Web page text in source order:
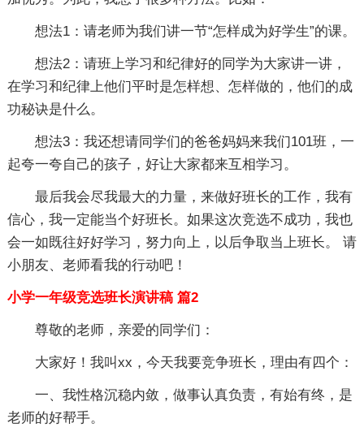
想法1：请老师为我们讲一节“怎样成为好学生”的课。
想法2：请班上学习和纪律好的同学为大家讲一讲，
在学习和纪律上他们平时是怎样想、怎样做的，他们的成
功秘诀是什么。
想法3：我还想请同学们的爸爸妈妈来我们101班，一
起夸一夸自己的孩子，好让大家都来互相学习。
最后我会尽我最大的力量，来做好班长的工作，我有
信心，我一定能当个好班长。如果这次竞选不成功，我也
会一如既往好好学习，努力向上，以后争取当上班长。 请
小朋友、老师看我的行动吧！
小学一年级竞选班长演讲稿 篇2
尊敬的老师，亲爱的同学们：
大家好！我叫xx，今天我要竞争班长，理由有四个：
一、我性格沉稳内敛，做事认真负责，有始有终，是
老师的好帮手。